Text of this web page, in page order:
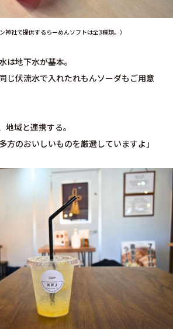
神社で提供するらーめんソフトは全3種類。）
は地下水が基本。
じ伏流水で入れたれもんソーダもご用意
地域と連携する。
方のおいしいものを厳選していますよ」